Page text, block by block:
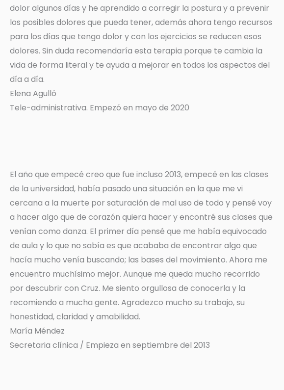
dolor algunos días y he aprendido a corregir la postura y a prevenir
los posibles dolores que pueda tener, además ahora tengo recursos
para los días que tengo dolor y con los ejercicios se reducen esos
dolores. Sin duda recomendaría esta terapia porque te cambia la
vida de forma literal y te ayuda a mejorar en todos los aspectos del
día a día.
Elena Agulló
Tele-administrativa. Empezó en mayo de 2020
El año que empecé creo que fue incluso 2013, empecé en las clases
de la universidad, había pasado una situación en la que me vi
cercana a la muerte por saturación de mal uso de todo y pensé voy
a hacer algo que de corazón quiera hacer y encontré sus clases que
venían como danza. El primer día pensé que me había equivocado
de aula y lo que no sabía es que acababa de encontrar algo que
hacía mucho venía buscando; las bases del movimiento. Ahora me
encuentro muchísimo mejor. Aunque me queda mucho recorrido
por descubrir con Cruz. Me siento orgullosa de conocerla y la
recomiendo a mucha gente. Agradezco mucho su trabajo, su
honestidad, claridad y amabilidad.
María Méndez
Secretaria clínica / Empieza en septiembre del 2013